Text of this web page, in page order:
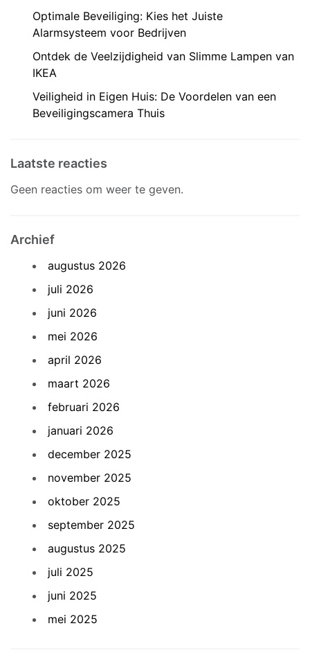
Optimale Beveiliging: Kies het Juiste
Alarmsysteem voor Bedrijven
Ontdek de Veelzijdigheid van Slimme Lampen van
IKEA
Veiligheid in Eigen Huis: De Voordelen van een
Beveiligingscamera Thuis
Laatste reacties
Geen reacties om weer te geven.
Archief
augustus 2026
juli 2026
juni 2026
mei 2026
april 2026
maart 2026
februari 2026
januari 2026
december 2025
november 2025
oktober 2025
september 2025
augustus 2025
juli 2025
juni 2025
mei 2025